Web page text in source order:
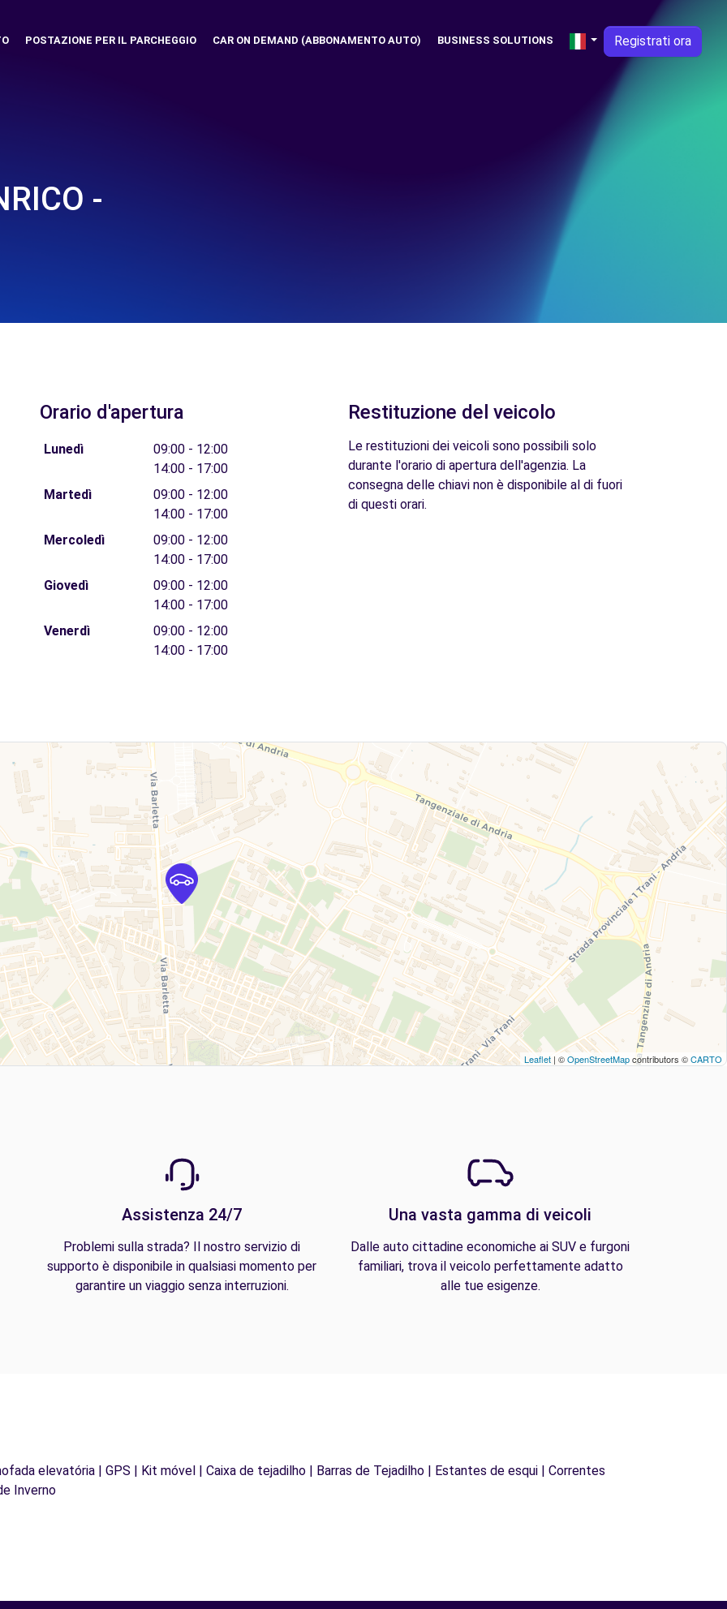
POSTAZIONE PER IL PARCHEGGIO CAR ON DEMAND (ABBONAMENTO AUTO) BUSINESS SOLUTIONS Registrati ora
-
Orario d'apertura
Lunedì
09:00 - 12:00
14:00 - 17:00
Martedì
09:00 - 12:00
14:00 - 17:00
Mercoledì
09:00 - 12:00
14:00 - 17:00
Giovedì
09:00 - 12:00
14:00 - 17:00
Venerdì
09:00 - 12:00
14:00 - 17:00
Restituzione del veicolo
Le restituzioni dei veicoli sono possibili solo
durante l'orario di apertura dell'agenzia. La
consegna delle chiavi non è disponibile al di fuori
di questi orari.
Leaflet | ©OpenStreetMapcontributors ©CARTO
Assistenza 24/7
Problemi sulla strada? Il nostro servizio di
supporto è disponibile in qualsiasi momento per
garantire un viaggio senza interruzioni.
Una vasta gamma di veicoli
Dalle auto cittadine economiche ai SUV e furgoni
familiari, trova il veicolo perfettamente adatto
alle tue esigenze.
elevatória | GPS | Kit móvel | Caixa de tejadilho | Barras de Tejadilho | Estantes de esqui | Correntes
Inverno